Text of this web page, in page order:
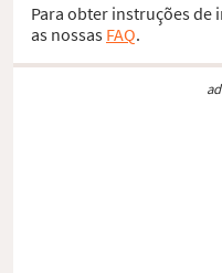
Para obter instruções de
as nossas FAQ.